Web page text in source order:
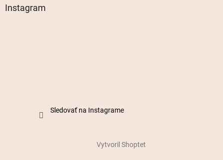
Instagram
Sledovať na Instagrame
Vytvoril Shoptet